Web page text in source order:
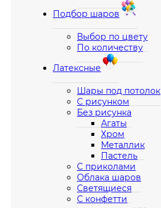
Подбор шаров
Выбор по цвету
По количеству
Латексные
Шары под потолок
С рисунком
Без рисунка
Агаты
Хром
Металлик
Пастель
С приколами
Облака шаров
Светящиеся
С конфетти